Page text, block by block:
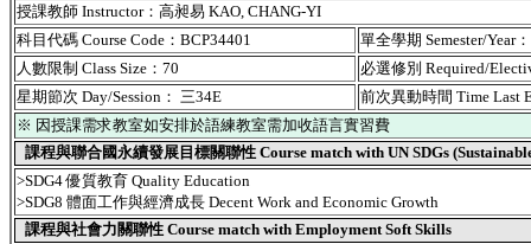
授課教師 Instructor：高昶易 KAO, CHANG-YI
科目代碼 Course Code：BCP34401
單全學期 Semester/Year
人數限制 Class Size：70
必選修別 Required/
星期節次 Day/Session： 三34E
前次異動時間 Time Last
※ 因授課需求教室如安排於語練教室需加收語言實習費
課程與聯合國永續發展目標關聯性 Course match with UN SDGs
>SDG4 優質教育 Quality Education
>SDG8 體面工作與經濟成長 Decent Work and Economic Growth
課程與社會力關聯性 Course match with Employment Soft Skills